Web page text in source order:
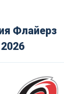
Флайерз